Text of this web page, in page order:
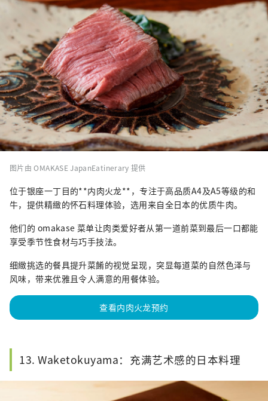
图片由 OMAKASE JapanEatinerary 提供
位于银座一丁目的**内肉火龙**，专注于高品质A4及A5等级的和
牛，提供精緻的怀石料理体验，选用来自全日本的优质牛肉。
他们的 omakase 菜单让肉类爱好者从第一道前菜到最后一口都能
享受季节性食材与巧手技法。
细緻挑选的餐具提升菜餚的视觉呈现，突显每道菜的自然色泽与
风味，带来优雅且令人满意的用餐体验。
查看内肉火龙预约
13. Waketokuyama：充满艺术感的日本料理